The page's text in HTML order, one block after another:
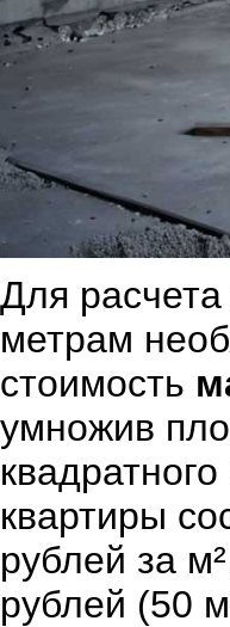
Для
метрам
стоимость
умножив
квартиры
рублей за
рублей (50